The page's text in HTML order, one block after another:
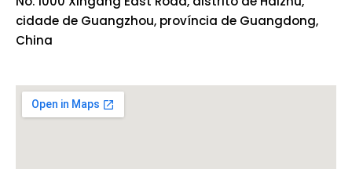
cidade de Guangzhou, província de Guangdong,
China